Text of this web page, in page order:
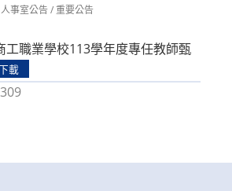
人事室公告/重要公告
工職業學校113學年度專任教師甄
載
309